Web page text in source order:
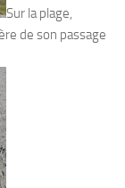
Sur la plage,
de son passage